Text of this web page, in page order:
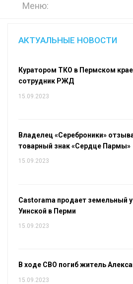
Меню:
АКТУАЛЬНЫЕ НОВОСТИ
Куратором ТКО в Пермском
сотрудник РЖД
15.09.2023
Владелец «Сереброники»
товарный знак «Сердце Пармы»
15.09.2023
Castorama продает земельный
Уинской в Перми
15.09.2023
В ходе СВО погиб житель
15.09.2023